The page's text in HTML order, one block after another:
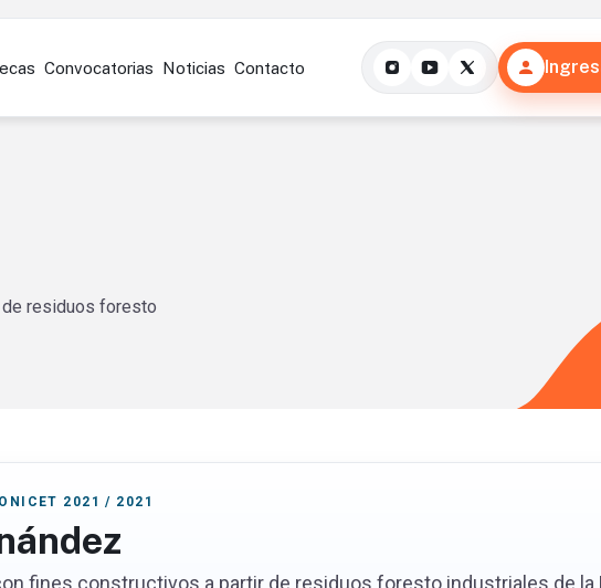
Convocatorias Noticias Contacto
residuos foresto
2021 / 2021
fines constructivos a partir de residuos foresto industriales de la